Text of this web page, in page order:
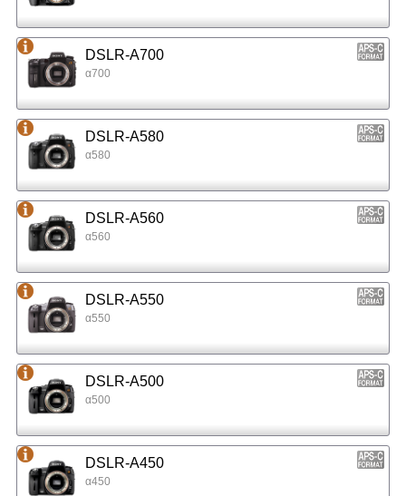
DSLR-A700
α700
DSLR-A580
α580
DSLR-A560
α560
DSLR-A550
α550
DSLR-A500
α500
DSLR-A450
α450